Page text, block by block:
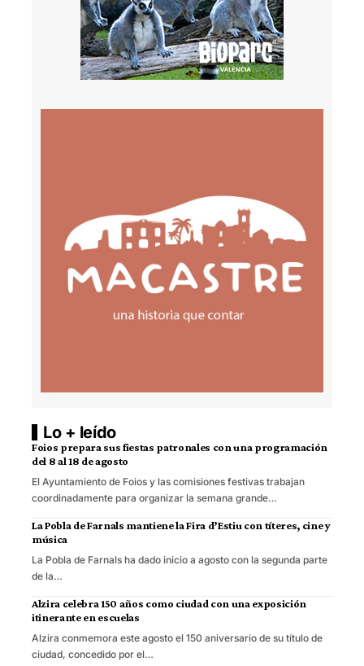
Lo + leído
Foios prepara sus fiestas patronales con una programación
del 8 al 18 de agosto
El Ayuntamiento de Foios y las comisiones festivas trabajan
coordinadamente para organizar la semana grande…
La Pobla de Farnals mantiene la Fira d’Estiu con títeres, cine y
música
La Pobla de Farnals ha dado inicio a agosto con la segunda parte
de la…
Alzira celebra 150 años como ciudad con una exposición
itinerante en escuelas
Alzira conmemora este agosto el 150 aniversario de su título de
ciudad, concedido por el…